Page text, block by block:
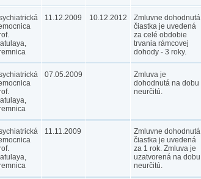
11.12.2009 10.12.2012
Zmluvne dohodnutá
čiastka je uvedená
za celé obdobie
trvania rámcovej
dohody - 3 roky.
07.05.2009
Zmluva je
dohodnutá na dobu
neurčitú.
11.11.2009
Zmluvne dohodnutá
čiastka je uvedená
za 1 rok. Zmluva je
uzatvorená na dobu
neurčitú.